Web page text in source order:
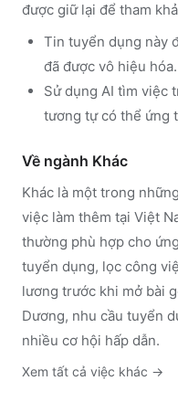
được giữ lại để tham
Tin tuyển dụng này
đã được vô hiệu hóa.
Sử dụng AI tìm việc
tương tự có thể ứng
Về ngành Khác
Khác là một trong
việc làm thêm tại Việt
thường phù hợp cho
tuyển dụng, lọc công
lương trước khi mở bài
Dương, nhu cầu tuyển
nhiều cơ hội hấp dẫn.
Xem tất cả việc khác →